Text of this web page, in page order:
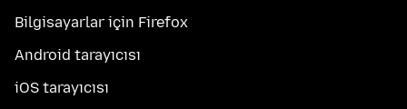
Bilgisayarlar için Firefox
Android tarayıcısı
iOS tarayıcısı